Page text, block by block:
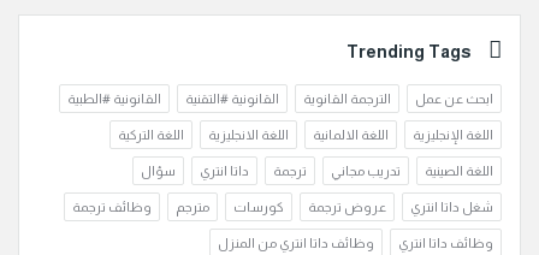
Trending Tags
ابحث عن عمل الترجمة القانوية القانونية #التقنية القانونية #الطبية
اللغة الإنجليزية اللغة الالمانية اللغة الانجليزية اللغة التركية
اللغة الصينية تدريب مجاني ترجمة داتا انتري سؤال
شغل داتا انتري عروض ترجمة كورسات مترجم وظائف ترجمة
وظائف داتا انتري وظائف داتا انتري من المنزل